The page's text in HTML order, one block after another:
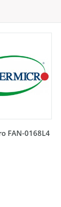
FAN-0168L4